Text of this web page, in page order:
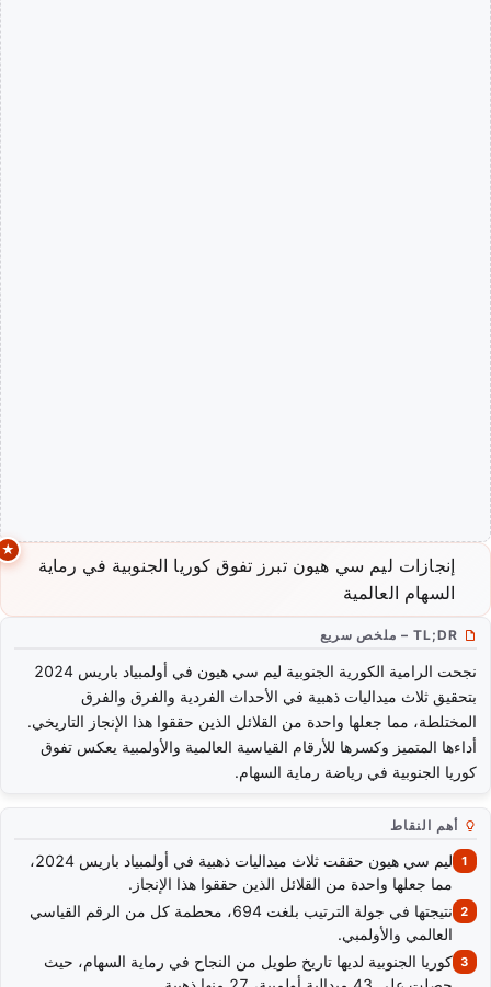
إنجازات ليم سي هيون تبرز تفوق كوريا الجنوبية في رماية
السهام العالمية
TL;DR – ملخص سريع
نجحت الرامية الكورية الجنوبية ليم سي هيون في أولمبياد باريس 2024
بتحقيق ثلاث ميداليات ذهبية في الأحداث الفردية والفرق والفرق
المختلطة، مما جعلها واحدة من القلائل الذين حققوا هذا الإنجاز التاريخي.
أداءها المتميز وكسرها للأرقام القياسية العالمية والأولمبية يعكس تفوق
كوريا الجنوبية في رياضة رماية السهام.
أهم النقاط
ليم سي هيون حققت ثلاث ميداليات ذهبية في أولمبياد باريس 2024،
مما جعلها واحدة من القلائل الذين حققوا هذا الإنجاز.
نتيجتها في جولة الترتيب بلغت 694، محطمة كل من الرقم القياسي
العالمي والأولمبي.
كوريا الجنوبية لديها تاريخ طويل من النجاح في رماية السهام، حيث